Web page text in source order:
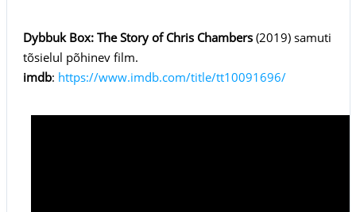
Dybbuk Box: The Story of Chris Chambers(2019) samuti
tõsielul põhinev film.
imdb: https://www.imdb.com/title/tt10091696/